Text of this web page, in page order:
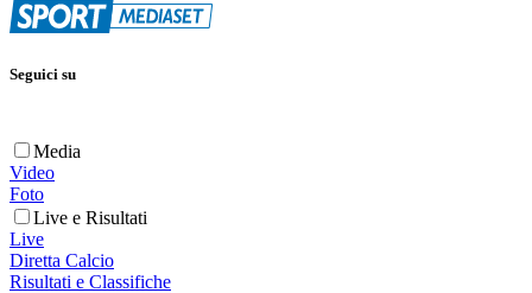
Seguici su
Media
Video
Foto
Live e Risultati
Live
Diretta Calcio
Risultati e Classifiche